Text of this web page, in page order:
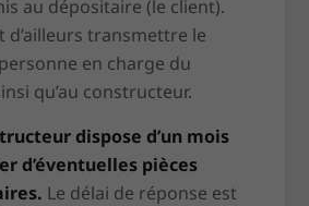
au dépositaire (le client).
d’ailleurs transmettre le
en charge du
qu’au constructeur.
dispose d’un mois
d’éventuelles pièces
Le délai de réponse est